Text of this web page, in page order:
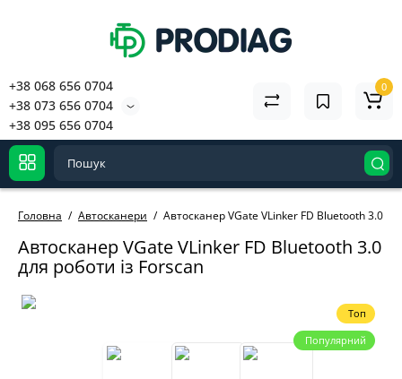
+38 068 656 0704
+38 073 656 0704
+38 095 656 0704
0
Головна Автосканери Автосканер VGate VLinker FD Bluetooth 3.0
Автосканер VGate VLinker FD Bluetooth 3.0
для роботи із Forscan
Топ
Популярний